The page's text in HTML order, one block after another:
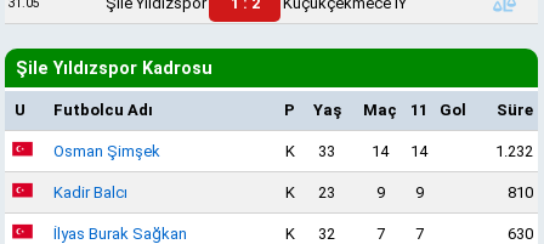
Şile Yıldızspor Kadrosu
U Futbolcu Adı P Yaş Maç 11 Gol Süre
Osman Şimşek K 33 14 14 1.232
Kadir Balcı K 23 9 9 810
İlyas Burak Sağkan K 32 7 7 630